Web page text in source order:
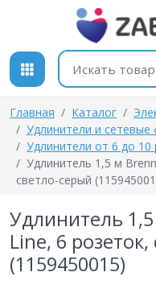
К содержимому
Поиск товаров
Главная Каталог
Удлинители и сетевые
Удлинители от 6 до 10
Удлинитель 1,5 м
светло-серый
Удлинитель
Line, 6
(1159450015)